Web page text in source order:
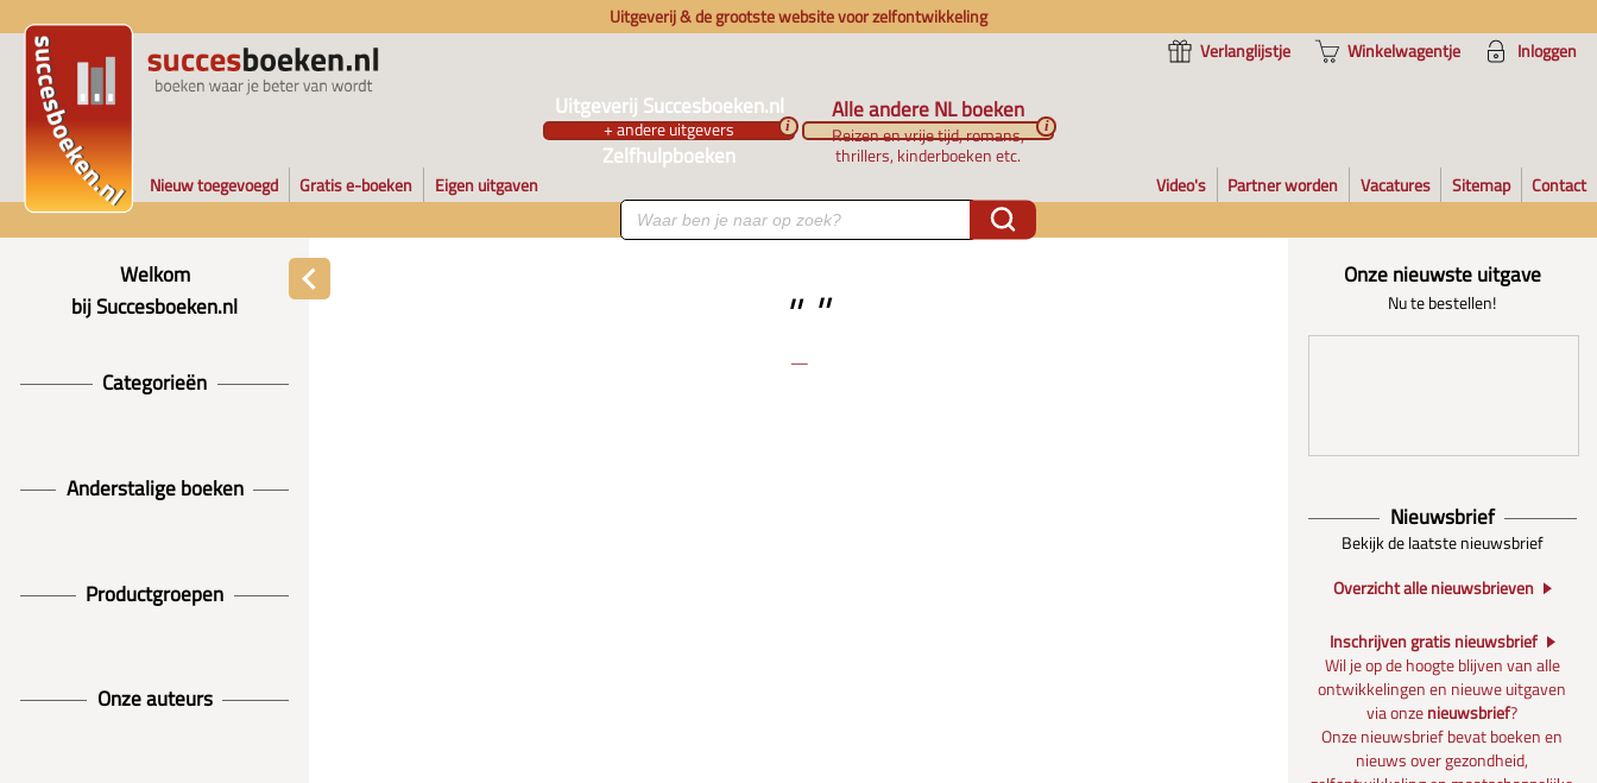
Uitgeverij & de grootste website voor zelfontwikkeling
Verlanglijstje
Winkelwagentje Inloggen
Uitgeverij Succesboeken.nl
+ andere uitgevers
Zelfhulpboeken
i
Alle andere NL boeken
Reizen en vrije tijd, romans,
thrillers, kinderboeken etc.
i
Nieuw toegevoegd Gratis e-boeken Eigen uitgaven Video's Partner worden Vacatures Sitemap Contact
Welkom
bij Succesboeken.nl
Categorieën
Anderstalige boeken
Productgroepen
Onze auteurs
Onze nieuwste uitgave
Nu te bestellen!
Nieuwsbrief
Bekijk de laatste nieuwsbrief
Overzicht alle nieuwsbrieven
Inschrijven gratis nieuwsbrief
Wil je op de hoogte blijven van alle
ontwikkelingen en nieuwe uitgaven
via onzenieuwsbrief?
Onze nieuwsbrief bevat boeken en
nieuws over gezondheid,